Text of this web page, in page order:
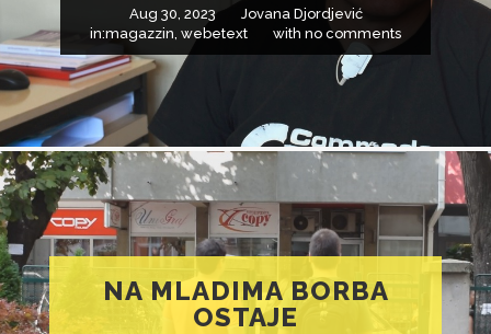
Aug 30, 2023
Jovana Djordjević
in:magazzin webetext with no comments
NA MLADIMA BORBA
OSTAJE